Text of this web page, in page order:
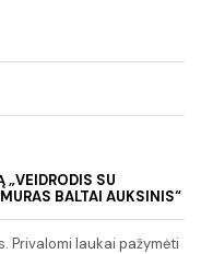
„VEIDRODIS SU
BALTAI AUKSINIS“
Privalomi laukai pažymėti